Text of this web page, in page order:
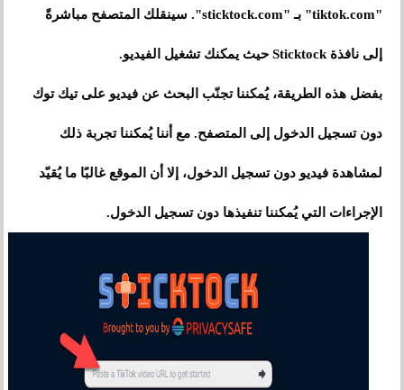
"tiktok.com" بـ "sticktock.com". سينقلك المتصفح مباشرةً
إلى نافذة Sticktock حيث يمكنك تشغيل الفيديو.
بفضل هذه الطريقة، يُمكننا تجنّب البحث عن فيديو على تيك توك
دون تسجيل الدخول إلى المتصفح. مع أننا يُمكننا تجربة ذلك
لمشاهدة فيديو دون تسجيل الدخول، إلا أن الموقع غالبًا ما يُقيّد
الإجراءات التي يُمكننا تنفيذها دون تسجيل الدخول.